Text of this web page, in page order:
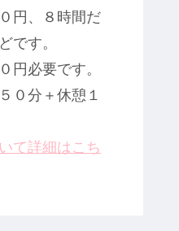
円、８時間だ
です。
円必要です。
０分＋休憩１
て詳細はこち